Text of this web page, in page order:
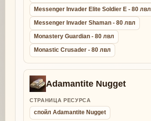
Messenger Invader Elite Soldier E - 80 лвл
Messenger Invader Shaman - 80 лвл
Monastery Guardian - 80 лвл
Monastic Crusader - 80 лвл
Adamantite Nugget
СТРАНИЦА РЕСУРСА
спойл Adamantite Nugget